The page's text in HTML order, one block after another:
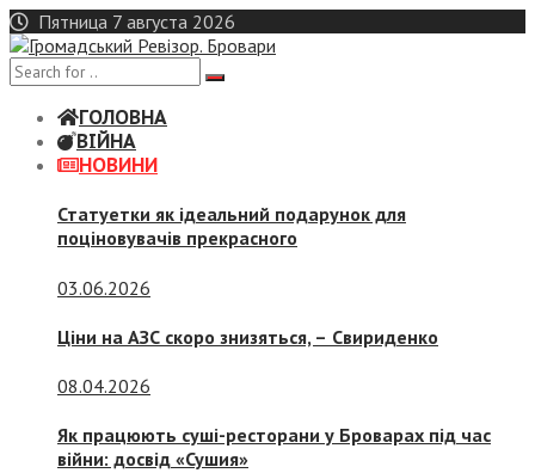
Skip
to
content
Пятница 7 августа 2026
ГОЛОВНА
ВІЙНА
НОВИНИ
Статуетки як ідеальний подарунок для
поціновувачів прекрасного
03.06.2026
Ціни на АЗС скоро знизяться, – Свириденко
08.04.2026
Як працюють суші-ресторани у Броварах під час
війни: досвід «Сушия»